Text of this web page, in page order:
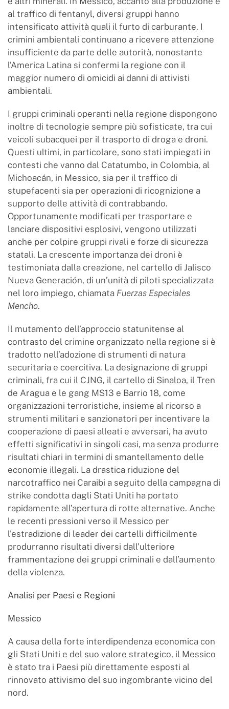
al traffico di fentanyl, diversi gruppi hanno
intensificato attività quali il furto di carburante. I
crimini ambientali continuano a ricevere attenzione
insufficiente da parte delle autorità, nonostante
l’America Latina si confermi la regione con il
maggior numero di omicidi ai danni di attivisti
ambientali.
I gruppi criminali operanti nella regione dispongono
inoltre di tecnologie sempre più sofisticate, tra cui
veicoli subacquei per il trasporto di droga e droni.
Questi ultimi, in particolare, sono stati impiegati in
contesti che vanno dal Catatumbo, in Colombia, al
Michoacán, in Messico, sia per il traffico di
stupefacenti sia per operazioni di ricognizione a
supporto delle attività di contrabbando.
Opportunamente modificati per trasportare e
lanciare dispositivi esplosivi, vengono utilizzati
anche per colpire gruppi rivali e forze di sicurezza
statali. La crescente importanza dei droni è
testimoniata dalla creazione, nel cartello di Jalisco
Nueva Generación, di un’unità di piloti specializzata
nel loro impiego, chiamata Fuerzas Especiales
Mencho.
Il mutamento dell’approccio statunitense al
contrasto del crimine organizzato nella regione si è
tradotto nell’adozione di strumenti di natura
securitaria e coercitiva. La designazione di gruppi
criminali, fra cui il CJNG, il cartello di Sinaloa, il Tren
de Aragua e le gang MS13 e Barrio 18, come
organizzazioni terroristiche, insieme al ricorso a
strumenti militari e sanzionatori per incentivare la
cooperazione di paesi alleati e avversari, ha avuto
effetti significativi in singoli casi, ma senza produrre
risultati chiari in termini di smantellamento delle
economie illegali. La drastica riduzione del
narcotraffico nei Caraibi a seguito della campagna di
strike condotta dagli Stati Uniti ha portato
rapidamente all’apertura di rotte alternative. Anche
le recenti pressioni verso il Messico per
l'estradizione di leader dei cartelli difficilmente
produrranno risultati diversi dall’ulteriore
frammentazione dei gruppi criminali e dall’aumento
della violenza.
Analisi per Paesi e Regioni
Messico
A causa della forte interdipendenza economica con
gli Stati Uniti e del suo valore strategico, il Messico
è stato tra i Paesi più direttamente esposti al
rinnovato attivismo del suo ingombrante vicino del
nord.